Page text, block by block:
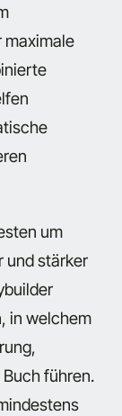
maximale
um
und stärker
in welchem
führen.